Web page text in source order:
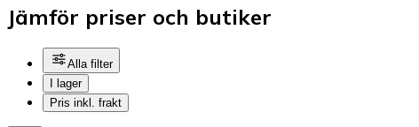
Jämför priser och butiker
Alla filter
I lager
Pris inkl. frakt